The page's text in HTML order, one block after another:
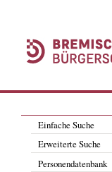
Einfache Suche
Erweiterte Suche
Personendatenbank